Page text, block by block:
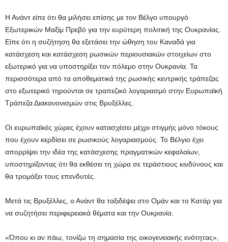
Η Ανάντ είπε ότι θα μιλήσει επίσης με τον Βέλγο υπουργό
Εξωτερικών Μαξίμ Πρεβό για την ευρύτερη πολιτική της Ουκρανίας.
Είπε ότι η συζήτηση θα εξετάσει την ώθηση του Καναδά για
κατάσχεση και κατάσχεση ρωσικών περιουσιακών στοιχείων στο
εξωτερικό για να υποστηρίξει τον πόλεμο στην Ουκρανία. Τα
περισσότερα από τα αποθεματικά της ρωσικής κεντρικής τράπεζας
στο εξωτερικό τηρούνται σε τραπεζικό λογαριασμό στην Ευρωπαϊκή
Τράπεζα Διακανονισμών στις Βρυξέλλες.
Οι ευρωπαϊκές χώρες έχουν κατασχέσει μέχρι στιγμής μόνο τόκους
που έχουν κερδίσει σε ρωσικούς λογαριασμούς. Το Βέλγιο έχει
απορρίψει την ιδέα της κατάσχεσης πραγματικών κεφαλαίων,
υποστηρίζοντας ότι θα εκθέσει τη χώρα σε τεράστιους κινδύνους και
θα τρομάξει τους επενδυτές.
Μετά τις Βρυξέλλες, ο Ανάντ θα ταξιδέψει στο Ομάν και το Κατάρ για
να συζητήσει περιφερειακά θέματα και την Ουκρανία.
«Όπου κι αν πάω, τονίζω τη σημασία της οικογενειακής ενότητας»,